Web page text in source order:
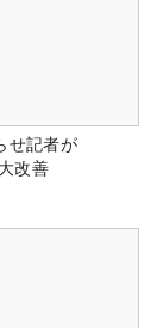
せ記者が
改善